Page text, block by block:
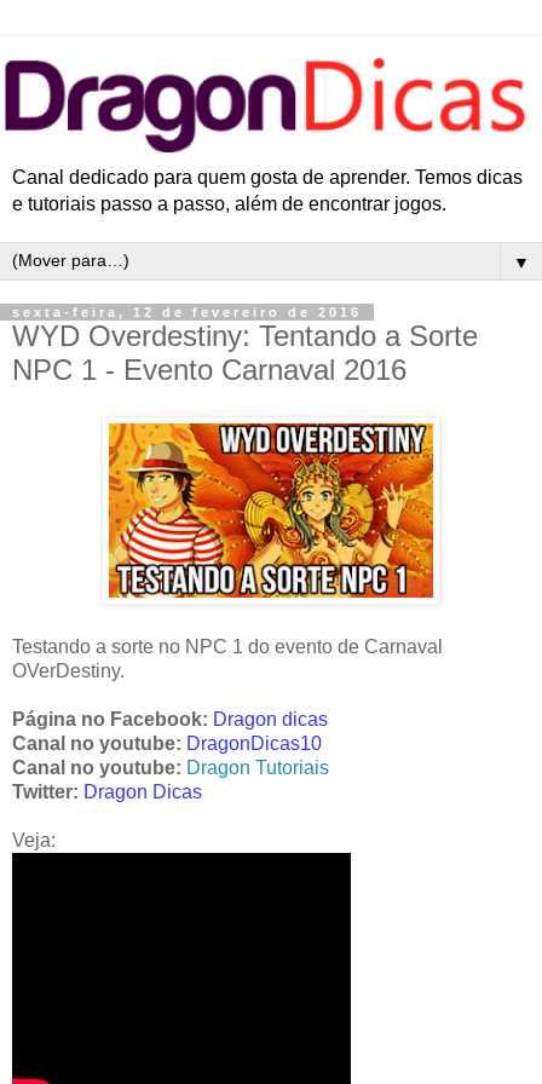
Canal dedicado para quem gosta de aprender. Temos dicas
e tutoriais passo a passo, além de encontrar jogos.
▼
sexta-feira, 12 de fevereiro de 2016
WYD Overdestiny: Tentando a Sorte
NPC 1 - Evento Carnaval 2016
Testando a sorte no NPC 1 do evento de Carnaval
OVerDestiny.
Página no Facebook: Dragon dicas
Canal no youtube: DragonDicas10
Canal no youtube: Dragon Tutoriais
Twitter: Dragon Dicas
Veja: